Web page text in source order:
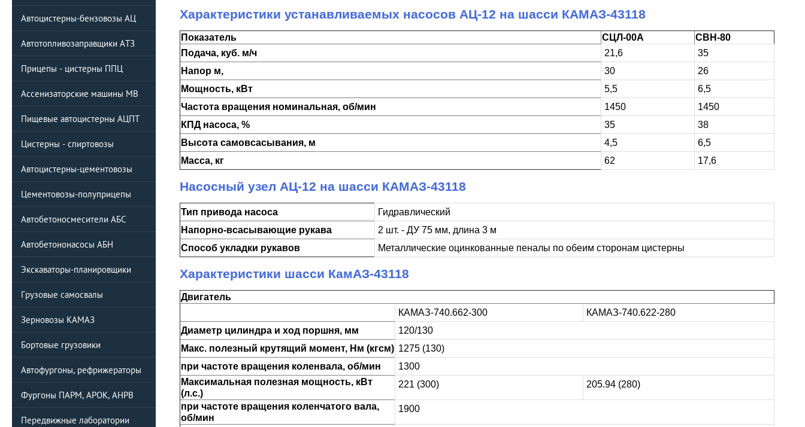
Автоцистерны-бензовозы АЦ
Автотопливозаправщики АТЗ
Прицепы - цистерны ППЦ
Ассенизаторские машины МВ
Пищевые автоцистерны АЦПТ
Цистерны - спиртовозы
Автоцистерны-цементовозы
Цементовозы-полуприцепы
Автобетоносмесители АБС
Автобетононасосы АБН
Экскаваторы-планировщики
Грузовые самосвалы
Зерновозы КАМАЗ
Бортовые грузовики
Автофургоны, рефрижераторы
Фургоны ПАРМ, АРОК, АНРВ
Передвижные лаборатории
Характеристики устанавливаемых насосов АЦ-12 на шасси КАМАЗ-43118
Показатель СЦЛ-00А
СВН-80
Подача, куб. м/ч
21,6
35
Напор м,
30
26
Мощность, кВт
5,5
6,5
Частота вращения номинальная, об/мин
1450
1450
КПД насоса, %
35
38
Высота самовсасывания, м
4,5
6,5
Масса, кг
62 17,6
Насосный узел АЦ-12 на шасси КАМАЗ-43118
Тип привода насоса
Гидравлический
Напорно-всасывающие рукава
2 шт. - ДУ 75 мм, длина 3 м
Способ укладки рукавов
Металлические оцинкованные пеналы по обеим сторонам цистерны
Характеристики шасси КамАЗ-43118
Двигатель
КАМАЗ-740.662-300
КАМАЗ-740.622-280
Диаметр цилиндра и ход поршня, мм
120/130
Макс. полезный крутящий момент, Нм (кгсм) 1275 (130)
при частоте вращения коленвала, об/мин
1300
Максимальная полезная мощность, кВт
(л.с.)
221 (300) 205.94 (280)
при частоте вращения коленчатого вала,
об/мин
1900